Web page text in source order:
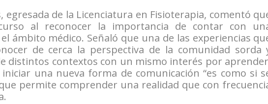
egresada de la Licenciatura en Fisioterapia, comentó
al reconocer la importancia de contar con
ámbito médico. Señaló que una de las experiencias
de cerca la perspectiva de la comunidad sorda
distintos contextos con un mismo interés por
una nueva forma de comunicación “es como si
permite comprender una realidad que con